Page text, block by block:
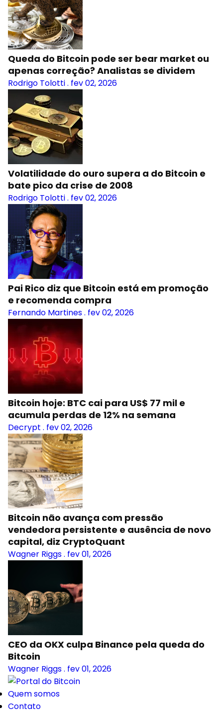
Queda do Bitcoin pode ser bear market ou
apenas correção? Analistas se dividem
Rodrigo Tolotti. fev 02, 2026
Volatilidade do ouro supera a do Bitcoin e
bate pico da crise de 2008
Rodrigo Tolotti. fev 02, 2026
Pai Rico diz que Bitcoin está em promoção
e recomenda compra
Fernando Martines. fev 02, 2026
Bitcoin hoje: BTC cai para US$ 77 mil e
acumula perdas de 12% na semana
Decrypt . fev 02, 2026
Bitcoin não avança com pressão
vendedora persistente e ausência de novo
capital, diz CryptoQuant
Wagner Riggs. fev 01, 2026
CEO da OKX culpa Binance pela queda do
Bitcoin
Wagner Riggs. fev 01, 2026
Quem somos
Contato